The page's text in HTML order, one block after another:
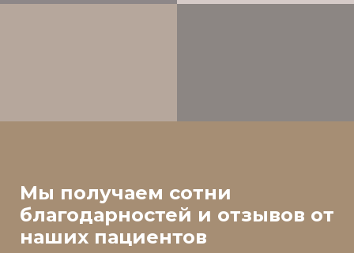
Мы получаем сотни
благодарностей и отзывов от
наших пациентов